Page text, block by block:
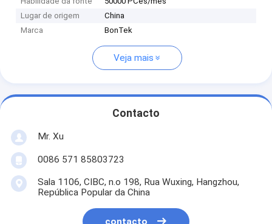
Lugar de origem
China
Marca
BonTek
Veja mais
Contacto
Mr. Xu
0086 571 85803723
Sala 1106, CIBC, n.o 198, Rua Wuxing, Hangzhou,
República Popular da China
contacto